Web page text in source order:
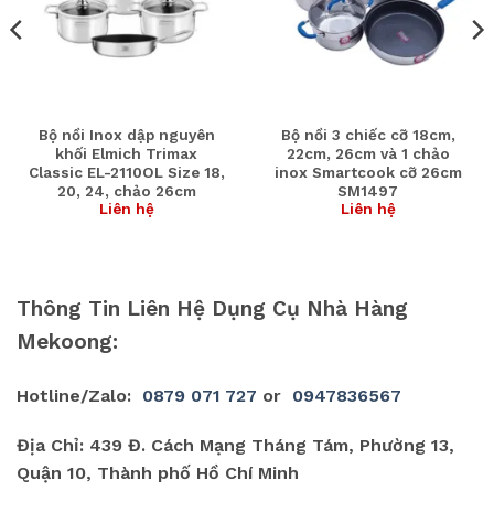
Bộ nồi Inox dập nguyên
khối Elmich Trimax
Classic EL-2110OL Size 18,
20, 24, chảo 26cm
Liên hệ
Bộ nồi 3 chiếc cỡ 18cm,
22cm, 26cm và 1 chảo
inox Smartcook cỡ 26cm
SM1497
Liên hệ
Thông Tin Liên Hệ Dụng Cụ Nhà Hàng
Mekoong:
Hotline/Zalo: 0879 071 727 or 0947836567
Địa Chỉ: 439 Đ. Cách Mạng Tháng Tám, Phường 13,
Quận 10, Thành phố Hồ Chí Minh